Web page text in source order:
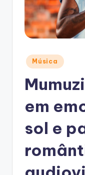
Posted
in
Música
em
sol e